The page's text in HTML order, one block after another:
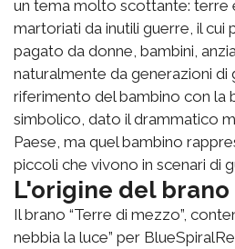
un tema molto scottante: terre
martoriati da inutili guerre, il cui
pagato da donne, bambini,
naturalmente da generazioni di
riferimento del bambino con la
simbolico, dato il drammatico
Paese, ma quel bambino
piccoli che vivono in scenari di
L'origine del brano
Il brano “Terre di mezzo”,
nebbia la luce” per